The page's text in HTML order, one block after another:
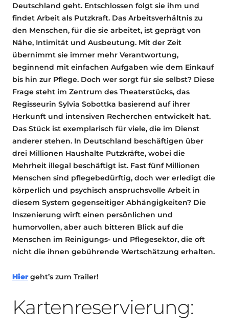
Deutschland geht. Entschlossen folgt sie ihm und
findet Arbeit als Putzkraft. Das Arbeitsverhältnis zu
den Menschen, für die sie arbeitet, ist geprägt von
Nähe, Intimität und Ausbeutung. Mit der Zeit
übernimmt sie immer mehr Verantwortung,
beginnend mit einfachen Aufgaben wie dem Einkauf
bis hin zur Pflege. Doch wer sorgt für sie selbst? Diese
Frage steht im Zentrum des Theaterstücks, das
Regisseurin Sylvia Sobottka basierend auf ihrer
Herkunft und intensiven Recherchen entwickelt hat.
Das Stück ist exemplarisch für viele, die im Dienst
anderer stehen. In Deutschland beschäftigen über
drei Millionen Haushalte Putzkräfte, wobei die
Mehrheit illegal beschäftigt ist. Fast fünf Millionen
Menschen sind pflegebedürftig, doch wer erledigt die
körperlich und psychisch anspruchsvolle Arbeit in
diesem System gegenseitiger Abhängigkeiten? Die
Inszenierung wirft einen persönlichen und
humorvollen, aber auch bitteren Blick auf die
Menschen im Reinigungs- und Pflegesektor, die oft
nicht die ihnen gebührende Wertschätzung erhalten.
Hiergeht’s zum Trailer!
Kartenreservierung: